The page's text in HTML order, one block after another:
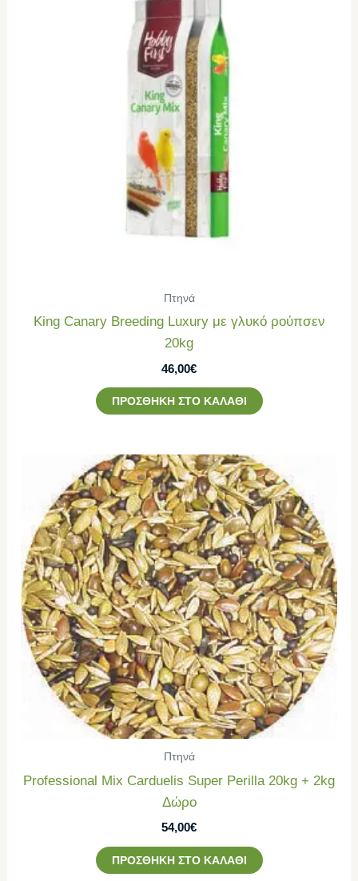
Πτηνά
King Canary Breeding Luxury με γλυκό ρούπσεν
20kg
46,00€
ΠΡΟΣΘΉΚΗ ΣΤΟ ΚΑΛΆΘΙ
Πτηνά
Professional Mix Carduelis Super Perilla 20kg + 2kg
Δώρο
54,00€
ΠΡΟΣΘΉΚΗ ΣΤΟ ΚΑΛΆΘΙ